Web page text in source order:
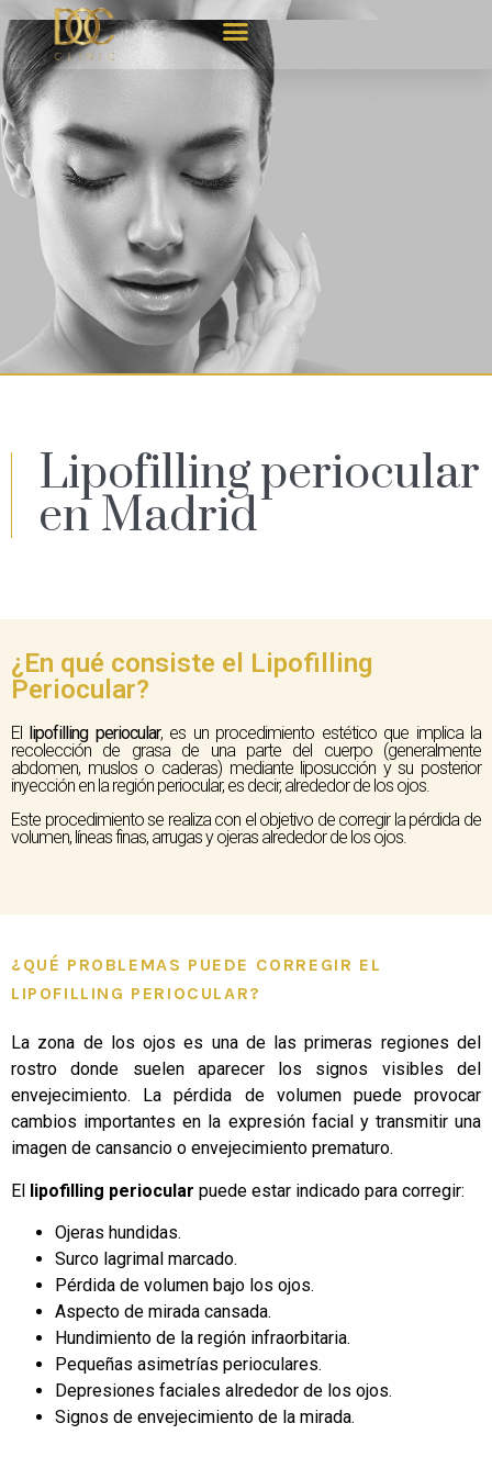
Lipofilling periocular
en Madrid
¿En qué consiste el Lipofilling
Periocular?
El lipofilling periocular, es un procedimiento estético que implica la
recolección de grasa de una parte del cuerpo (generalmente
abdomen, muslos o caderas) mediante liposucción y su posterior
inyección en la región periocular, es decir, alrededor de los ojos.
Este procedimiento se realiza con el objetivo de corregir la pérdida de
volumen, líneas finas, arrugas y ojeras alrededor de los ojos.
¿QUÉ PROBLEMAS PUEDE CORREGIR EL
LIPOFILLING PERIOCULAR?
La zona de los ojos es una de las primeras regiones del
rostro donde suelen aparecer los signos visibles del
envejecimiento. La pérdida de volumen puede provocar
cambios importantes en la expresión facial y transmitir una
imagen de cansancio o envejecimiento prematuro.
El lipofilling periocular puede estar indicado para corregir:
Ojeras hundidas.
Surco lagrimal marcado.
Pérdida de volumen bajo los ojos.
Aspecto de mirada cansada.
Hundimiento de la región infraorbitaria.
Pequeñas asimetrías perioculares.
Depresiones faciales alrededor de los ojos.
Signos de envejecimiento de la mirada.